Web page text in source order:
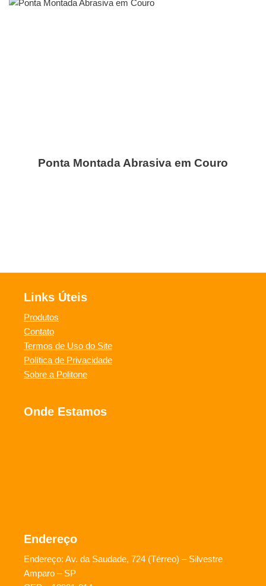
Ponta Montada Abrasiva em Couro
Links Úteis
Produtos
Contato
Termos de Uso do Site
Política de Privacidade
Sobre a Politone
Onde Estamos
Endereço
Endereço: Av. da Saudade, 724 (Térreo) – Silvestre
Amparo – SP